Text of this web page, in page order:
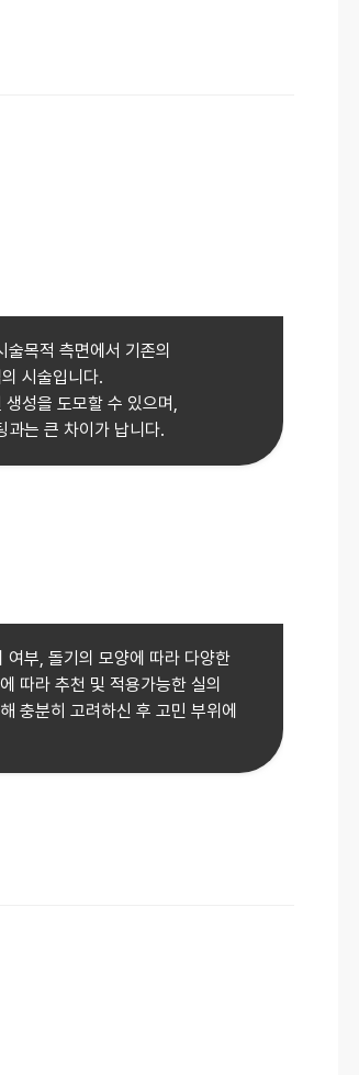
목적 측면에서 기존의
시술입니다.
성을 도모할 수 있으며,
는 큰 차이가 납니다.
여부, 돌기의 모양에 따라 다양한
따라 추천 및 적용가능한 실의
충분히 고려하신 후 고민 부위에